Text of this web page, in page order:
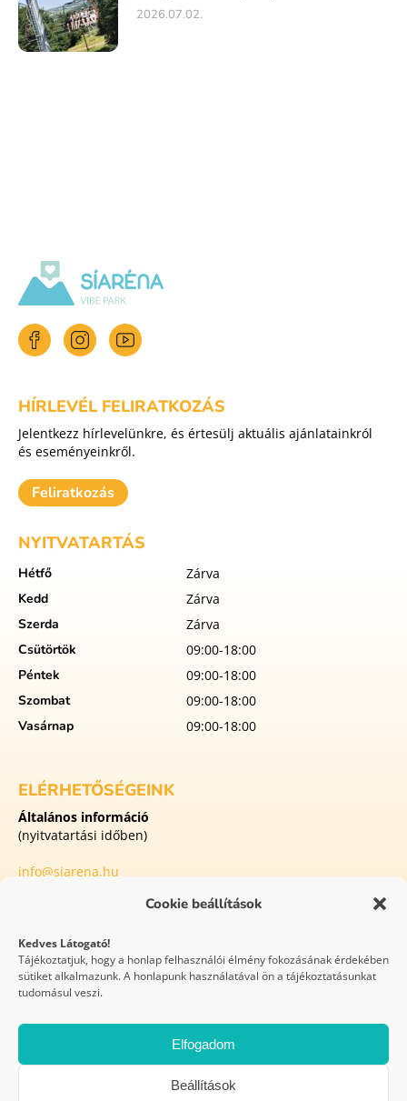
Cookie beállítások
Kedves Látogató!
Tájékoztatjuk, hogy a honlap felhasználói élmény fokozásának érdekében
sütiket alkalmazunk. A honlapunk használatával ön a tájékoztatásunkat
tudomásul veszi.
Elfogadom
Beállítások
2026.07.02.
HÍRLEVÉL FELIRATKOZÁS
Jelentkezz hírlevelünkre, és értesülj aktuális ajánlatainkról
és eseményeinkről.
Feliratkozás
NYITVATARTÁS
Hétfő
Zárva
Kedd
Zárva
Szerda
Zárva
Csütörtök
09:00-18:00
Péntek
09:00-18:00
Szombat
09:00-18:00
Vasárnap
09:00-18:00
ELÉRHETŐSÉGEINK
Általános információ
(nyitvatartási időben)
info@siarena.hu
WEBOLDAL
Síaréna Vibe Park Eplény 2026 © Minden jog fenntartva
Covid protokollFestipay – ÁSZF